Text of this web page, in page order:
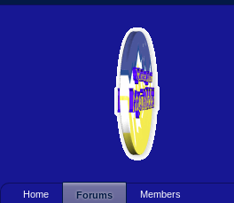
Home Forums Members